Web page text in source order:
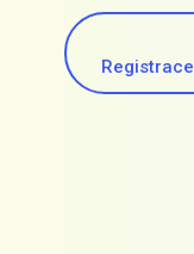
Registrace